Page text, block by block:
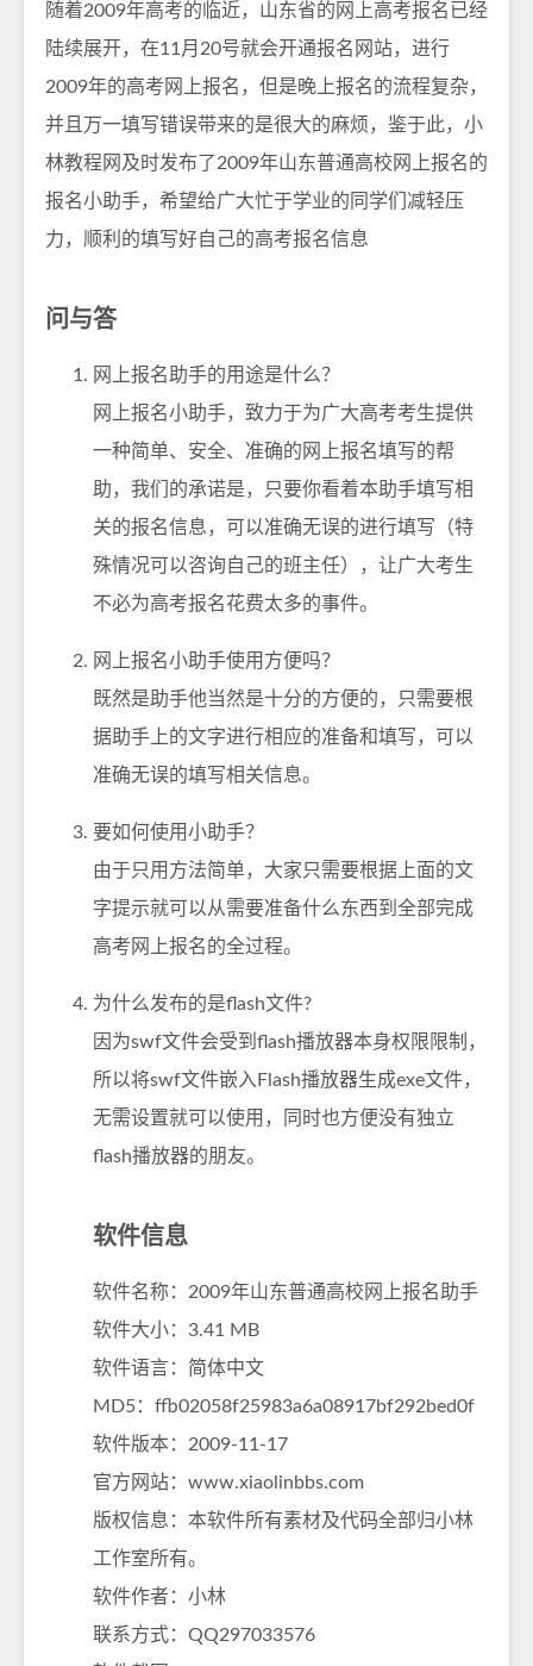
随着2009年高考的临近，山东省的网上高考报名已经
陆续展开，在11月20号就会开通报名网站，进行
2009年的高考网上报名，但是晚上报名的流程复杂，
并且万一填写错误带来的是很大的麻烦，鉴于此，小
林教程网及时发布了2009年山东普通高校网上报名的
报名小助手，希望给广大忙于学业的同学们减轻压
力，顺利的填写好自己的高考报名信息
问与答
网上报名助手的用途是什么？
网上报名小助手，致力于为广大高考考生提供
一种简单、安全、准确的网上报名填写的帮
助，我们的承诺是，只要你看着本助手填写相
关的报名信息，可以准确无误的进行填写（特
殊情况可以咨询自己的班主任），让广大考生
不必为高考报名花费太多的事件。
网上报名小助手使用方便吗？
既然是助手他当然是十分的方便的，只需要根
据助手上的文字进行相应的准备和填写，可以
准确无误的填写相关信息。
要如何使用小助手？
由于只用方法简单，大家只需要根据上面的文
字提示就可以从需要准备什么东西到全部完成
高考网上报名的全过程。
为什么发布的是flash文件?
因为swf文件会受到flash播放器本身权限限制，
所以将swf文件嵌入Flash播放器生成exe文件，
无需设置就可以使用，同时也方便没有独立
flash播放器的朋友。
软件信息
软件名称：2009年山东普通高校网上报名助手
软件大小：3.41 MB
软件语言：简体中文
MD5：ffb02058f25983a6a08917bf292bed0f
软件版本：2009-11-17
官方网站： www.xiaolinbbs.com
版权信息：本软件所有素材及代码全部归小林
工作室所有。
软件作者：小林
联系方式：QQ297033576